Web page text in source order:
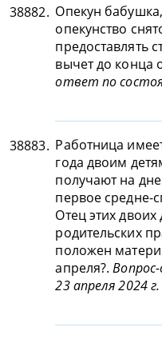
38882. Опекун
опекунство
предоставлять
вычет до конца
ответ по
38883. Работница
года двоим
получают на
первое средне-
Отец этих
родительских
положен
апреля?.
23 апреля 2024 г.